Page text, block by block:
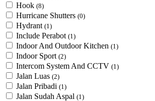
Hook (8)
Hurricane Shutters (0)
Hydrant (1)
Include Perabot (1)
Indoor And Outdoor Kitchen (1)
Indoor Sport (2)
Intercom System And CCTV (1)
Jalan Luas (2)
Jalan Pribadi (1)
Jalan Sudah Aspal (1)